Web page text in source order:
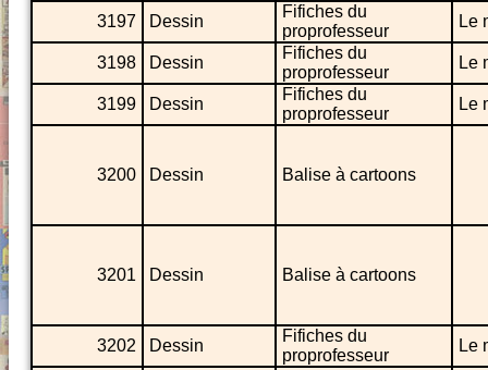
3197 Dessin
Fifiches du
proprofesseur
Le
3198 Dessin
Fifiches du
proprofesseur
Le
3199 Dessin
Fifiches du
proprofesseur
Le
3200 Dessin Balise à cartoons
3201 Dessin Balise à cartoons
3202 Dessin
Fifiches du
proprofesseur
Le